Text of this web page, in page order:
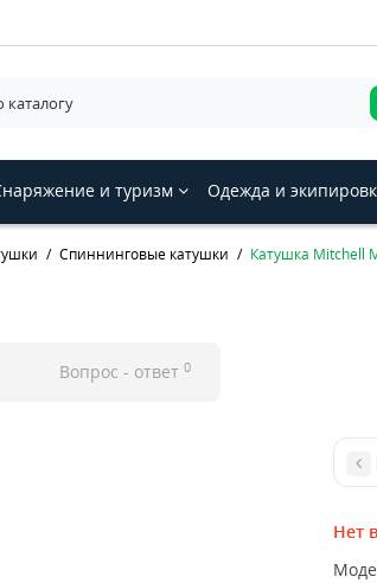
и туризм Одежда и
Спиннинговые катушки Катушка Mitchell
Вопрос - ответ 0
Нет